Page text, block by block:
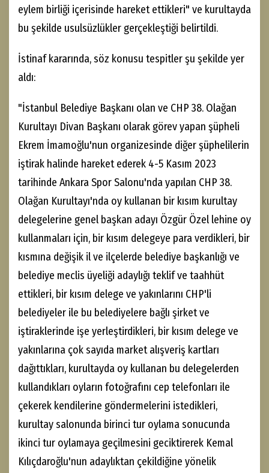
eylem birliği içerisinde hareket ettikleri" ve kurultayda
bu şekilde usulsüzlükler gerçekleştiği belirtildi.
İstinaf kararında, söz konusu tespitler şu şekilde yer
aldı:
"İstanbul Belediye Başkanı olan ve CHP 38. Olağan
Kurultayı Divan Başkanı olarak görev yapan şüpheli
Ekrem İmamoğlu'nun organizesinde diğer şüphelilerin
iştirak halinde hareket ederek 4-5 Kasım 2023
tarihinde Ankara Spor Salonu'nda yapılan CHP 38.
Olağan Kurultayı'nda oy kullanan bir kısım kurultay
delegelerine genel başkan adayı Özgür Özel lehine oy
kullanmaları için, bir kısım delegeye para verdikleri, bir
kısmına değişik il ve ilçelerde belediye başkanlığı ve
belediye meclis üyeliği adaylığı teklif ve taahhüt
ettikleri, bir kısım delege ve yakınlarını CHP'li
belediyeler ile bu belediyelere bağlı şirket ve
iştiraklerinde işe yerleştirdikleri, bir kısım delege ve
yakınlarına çok sayıda market alışveriş kartları
dağıttıkları, kurultayda oy kullanan bu delegelerden
kullandıkları oyların fotoğrafını cep telefonları ile
çekerek kendilerine göndermelerini istedikleri,
kurultay salonunda birinci tur oylama sonucunda
ikinci tur oylamaya geçilmesini geciktirerek Kemal
Kılıçdaroğlu'nun adaylıktan çekildiğine yönelik